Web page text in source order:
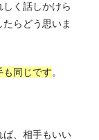
く話しかけら
らどう思いま
も同じです。
ば、相手もいい